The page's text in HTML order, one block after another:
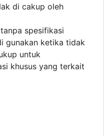
di cakup oleh
spesifikasi
gunakan ketika tidak
untuk
khusus yang terkait